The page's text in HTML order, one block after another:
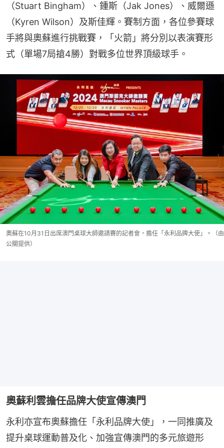
（Stuart Bingham）、鍾斯（Jak Jones）、威爾遜
（Kyren Wilson）及斯佳輝。賽制方面，各位參賽球
手將與奧蘇進行挑戰賽，「火箭」將分別以表演賽形
式（單場7局搶4勝）對戰多位世界頂級球手。
奧蘇在10月31日出席澳門桌球大師邀請賽的記者會，擔任「永利品牌大使」。（由
公關提供）
奧蘇利雲擔任品牌大使宣傳澳門
永利亦宣布奧蘇擔任「永利品牌大使」，一同推廣及
提升桌球運動普及化、加強宣傳澳門的多元旅遊形